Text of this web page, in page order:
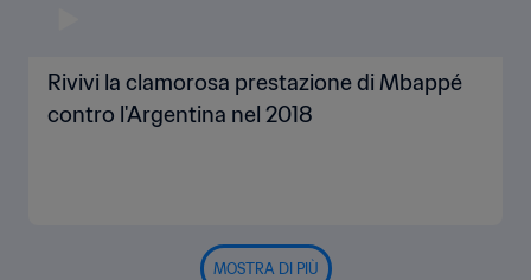
Rivivi la clamorosa prestazione di Mbappé
contro l'Argentina nel 2018
MOSTRA DI PIÙ